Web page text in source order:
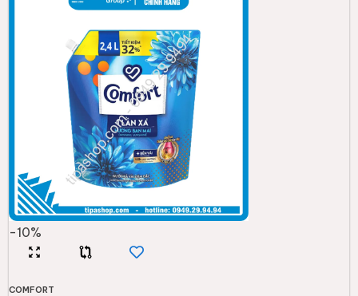
-10%
COMFORT